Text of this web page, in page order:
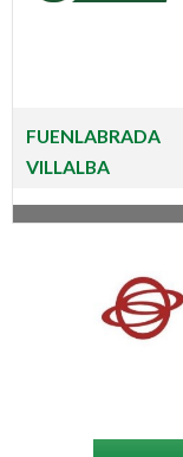
FUENLABRADA
VILLALBA